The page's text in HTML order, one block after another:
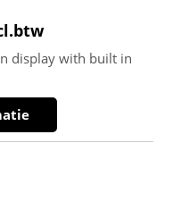
display with built in